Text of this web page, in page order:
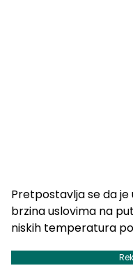
Pretpostavlja se da
brzina uslovima na
niskih temperatura